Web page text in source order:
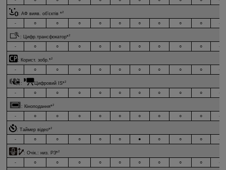
:АФ вияв. об’єктів*2
- ○ ○ ○ ○ ○ ○ ○ ○ ○ -
: Цифр.трансфокатор*2
- ○ ○ ○ ○ ○ ○ ○ ○ ○ -
: Корист. зобр.*2
- ○ ○ ○ ○ ○ ○ ○ ○ ○ -
: Цифровий IS*2
- ○ ○ ○ ○ ○ ○ ○ ○ ○ -
: Кіноподання*2
- ○ ○ ○ ○ ○ ○ ○ ○ ○ -
:Таймер відео*2
- ○ ○ ○ ○ ○ ● ○ ○ ○ -
:Очік.: низ. РЗ*2
- ○ ○ ○ ○ ○ ○ ○ ○ ○ -